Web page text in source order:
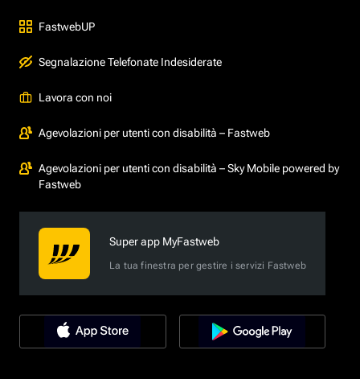
FastwebUP
Segnalazione Telefonate Indesiderate
Lavora con noi
Agevolazioni per utenti con disabilità – Fastweb
Agevolazioni per utenti con disabilità – Sky Mobile powered by
Fastweb
Super app MyFastweb
La tua finestra per gestire i servizi Fastweb